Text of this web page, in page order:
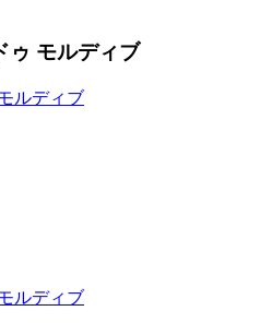
ゥ モルディブ
ルディブ
ルディブ